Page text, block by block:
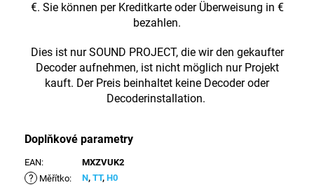
€. Sie können per Kreditkarte oder Überweisung in €
bezahlen.
Dies ist nur SOUND PROJECT, die wir den gekaufter
Decoder aufnehmen, ist nicht möglich nur Projekt
kauft. Der Preis beinhaltet keine Decoder oder
Decoderinstallation.
Doplňkové parametry
EAN: MXZVUK2
? Měřítko: N, TT, H0